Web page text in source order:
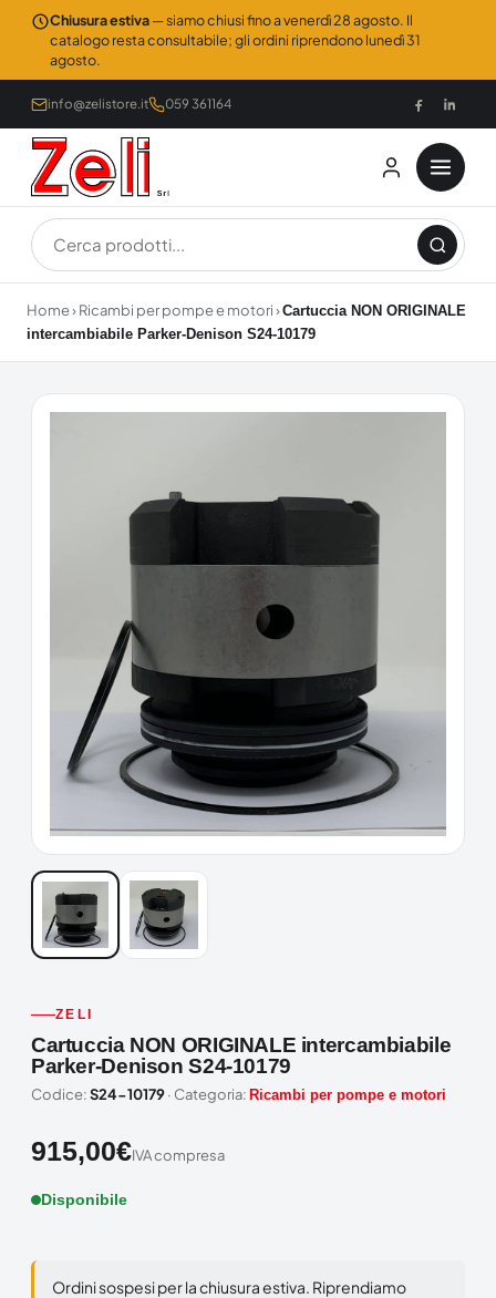
Chiusura estiva— siamo chiusi fino a venerdì 28 agosto. Il
catalogo resta consultabile; gli ordini riprendono lunedì 31
agosto.
info@zelistore.it 059 361164
Home›Ricambi per pompe e motori›Cartuccia NON ORIGINALE
intercambiabile Parker-Denison S24-10179
ZELI
Cartuccia NON ORIGINALE intercambiabile
Parker-Denison S24-10179
Codice:S24-10179· Categoria: Ricambi per pompe e motori
915,00€IVA compresa
Disponibile
Ordini sospesi per la chiusura estiva. Riprendiamo